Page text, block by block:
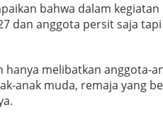
bahwa dalam
dan anggota persit saja
hanya melibatkan anggota-
anak muda, remaja yang